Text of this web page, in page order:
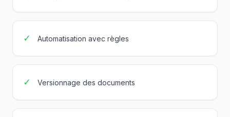
✓ Automatisation avec règles
✓ Versionnage des documents